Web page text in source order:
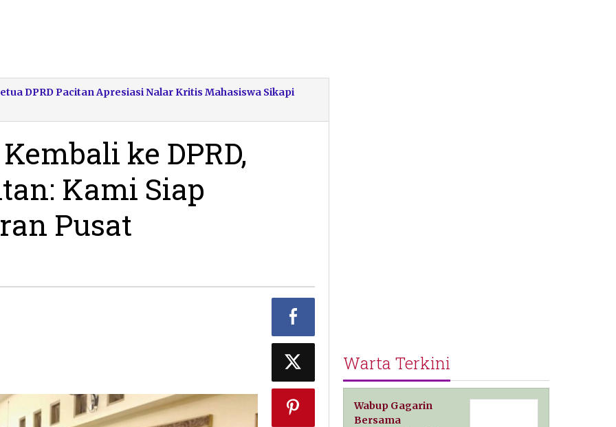
DPRD Pacitan Apresiasi Nalar Kritis Mahasiswa Sikapi
ke DPRD,
Kami Siap
Pusat
Warta Terkini
Wabup Gagarin
Bersama